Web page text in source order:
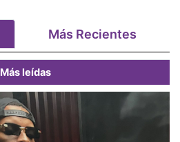
Más Recientes
Más leídas